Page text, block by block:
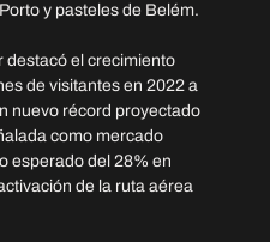
y pasteles de Belém.
destacó el crecimiento
de visitantes en 2022 a
nuevo récord proyectado
como mercado
esperado del 28% en
de la ruta aérea